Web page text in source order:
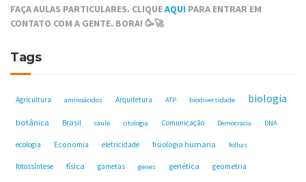
FAÇA AULAS PARTICULARES. CLIQUEAQUI PARA ENTRAR EM
CONTATO COM A GENTE. BORA! 🥳🚀
Tags
Agricultura aminoácidos Arquitetura ATP biodiversidade biologia
botânica Brasil caule citologia Comunicação Democracia DNA
ecologia Economia eletricidade fisiologia humana folhas
fotossíntese física gametas genes genética geometria